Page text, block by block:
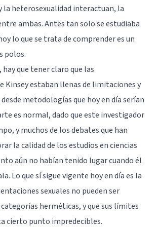
la heterosexualidad interactuan, la
ambas. Antes tan solo se estudiaba
lo que se trata de comprender es un
polos.
hay que tener claro que las
Kinsey estaban llenas de limitaciones y
metodologías que hoy en día serían
es normal, dado que este investigador
y muchos de los debates que han
la calidad de los estudios en ciencias
aún no habían tenido lugar cuando él
Lo que sí sigue vigente hoy en día es la
sexuales no pueden ser
herméticas, y que sus límites
cierto punto impredecibles.